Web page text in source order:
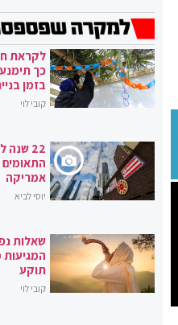
לקראת
כך
בזמן
קובי לוי
22 שנה
אמריקה
יוסי לביא
שאלות
תוקע
קובי לוי